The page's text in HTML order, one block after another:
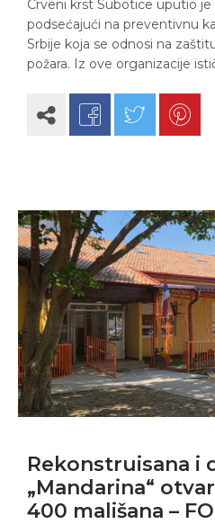
Crveni krst Subotice uputio je
podsećajući na preventivnu
Srbije koja se odnosi na
požara. Iz ove organizacije
Rekonstruisana i
„Mandarina“
400 mališana –